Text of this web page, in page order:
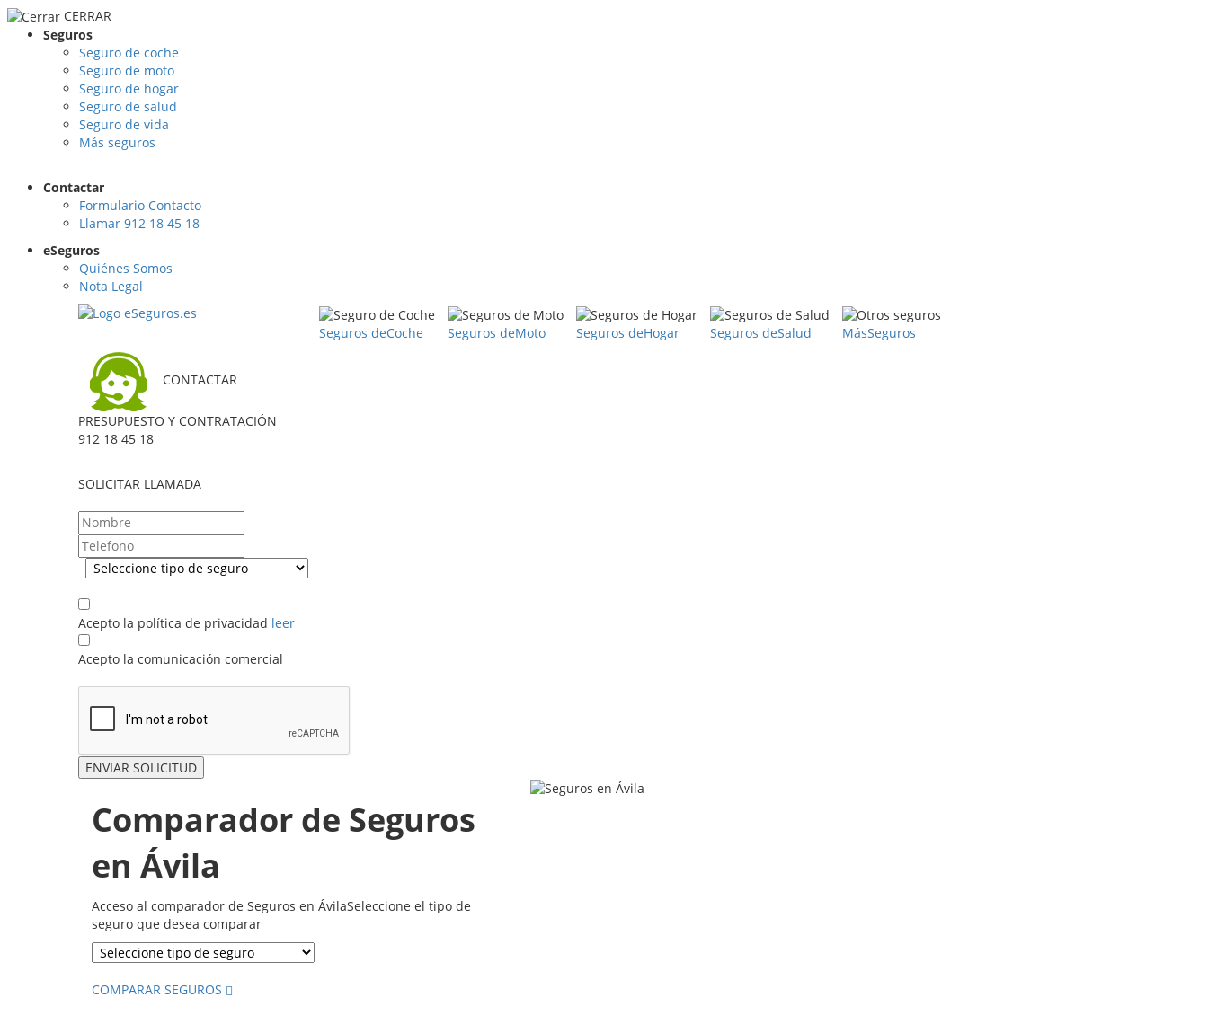
CERRAR
Seguros
Seguro de coche
Seguro de moto
Seguro de hogar
Seguro de salud
Seguro de vida
Más seguros
Contactar
Formulario Contacto
Llamar 912 18 45 18
eSeguros
Quiénes Somos
Nota Legal
Seguros deCoche Seguros deMoto Seguros deHogar Seguros deSalud MásSeguros
CONTACTAR
PRESUPUESTO Y CONTRATACIÓN
912 18 45 18
SOLICITAR LLAMADA
Acepto la política de privacidad leer
Acepto la comunicación comercial
Comparador de Seguros
en Ávila
Acceso al comparador de Seguros en ÁvilaSeleccione el tipo de
seguro que desea comparar
COMPARAR SEGUROS